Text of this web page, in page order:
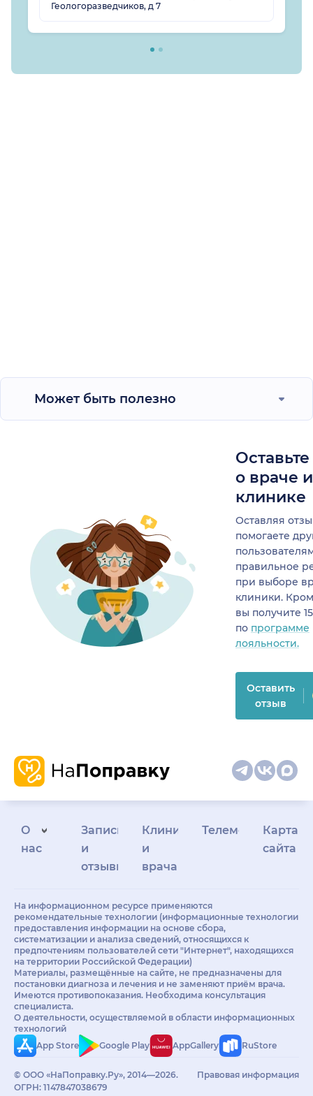
Геологоразведчиков, д 7
Может быть полезно
о враче
клинике
Оставляя
помогаете
правильное
при выборе
клиники.
вы получите
по программе
лояльности.
Оставить
отзыв
О
нас
Запись
и
отзывы
Клиникам
и
врачам
Телемедицина
Карта
сайта
На информационном ресурсе применяются
рекомендательные технологии (информационные технологии
предоставления информации на основе сбора,
систематизации и анализа сведений, относящихся к
предпочтениям пользователей сети "Интернет", находящихся
на территории Российской Федерации)
Материалы, размещённые на сайте, не предназначены для
постановки диагноза и лечения и не заменяют приём врача.
Имеются противопоказания. Необходима консультация
специалиста.
О деятельности, осуществляемой в области информационных
технологий
App Store
Google Play AppGallery RuStore
© ООО «НаПоправку.Ру», 2014—2026.
ОГРН: 1147847038679
Правовая информация